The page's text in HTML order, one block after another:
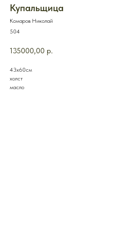
Купальщица
Комаров Николай
504
135000,00 р.
43х60см
холст
масло